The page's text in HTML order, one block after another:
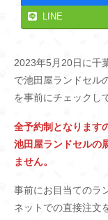
LINE
2023年5月20日に
で池田屋ランドセル
を事前にチェックし
全予約制となります
池田屋ランドセルの
ません。
事前にお目当てのラ
ネットでの直接注文